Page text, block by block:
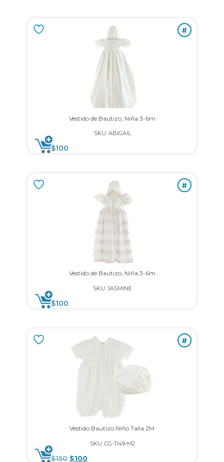
#
Vestido de Bautizo, Niña 3-6m
SKU: ABIGAIL
$100
#
Vestido de Bautizo, Niña 3-6m
SKU: JASMINE
$100
#
Vestido Bautizo Niño Talla 2M
SKU: CG-1149-M2
$150 $100